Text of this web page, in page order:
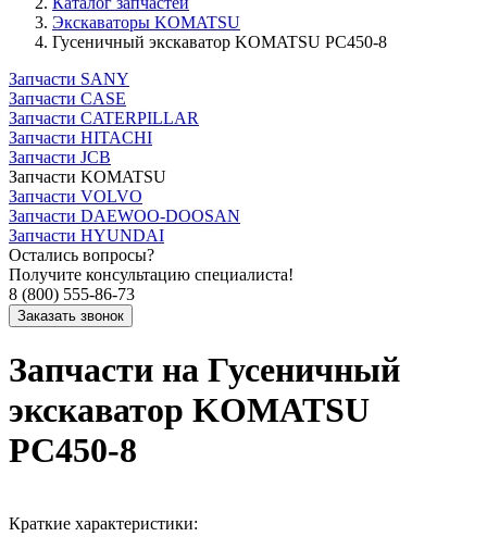
Экскаваторы KOMATSU
Гусеничный экскаватор KOMATSU PC450-8
Запчасти SANY
Запчасти CASE
Запчасти CATERPILLAR
Запчасти HITACHI
Запчасти JCB
Запчасти KOMATSU
Запчасти VOLVO
Запчасти DAEWOO-DOOSAN
Запчасти HYUNDAI
Остались вопросы?
Получите консультацию специалиста!
8 (800) 555-86-73
Запчасти на Гусеничный
экскаватор KOMATSU
PC450-8
Краткие характеристики: